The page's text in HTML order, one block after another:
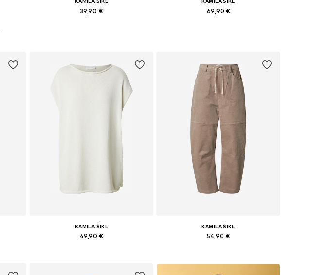
39,90 € 69,90 €
KAMILA ŠIKL
49,90 €
KAMILA ŠIKL
54,90 €